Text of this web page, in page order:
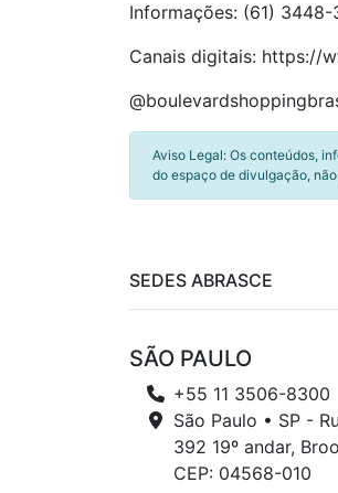
Informações: (61) 3448-
Canais digitais: https://
Aviso Legal: Os conteúdos,
do espaço de divulgação,
SEDES ABRASCE
SÃO PAULO
+55 11 3506-8300
São Paulo • SP -
392 19º andar,
CEP: 04568-010